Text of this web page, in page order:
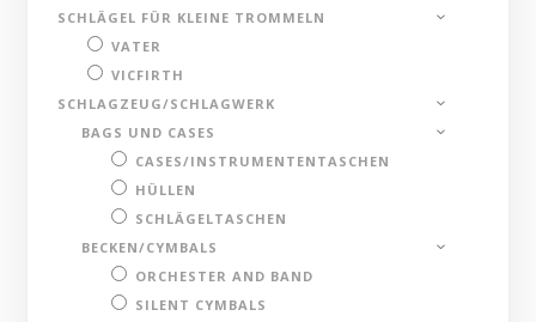
SCHLÄGEL FÜR KLEINE TROMMELN
VATER
VICFIRTH
SCHLAGZEUG/SCHLAGWERK
BAGS UND CASES
CASES/INSTRUMENTENTASCHEN
HÜLLEN
SCHLÄGELTASCHEN
BECKEN/CYMBALS
ORCHESTER AND BAND
SILENT CYMBALS